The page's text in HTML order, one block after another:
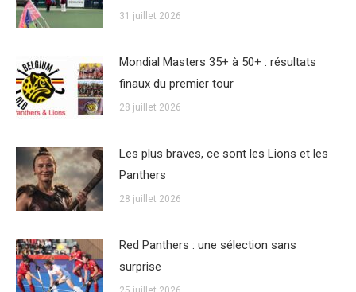
31 juillet 2026
Mondial Masters 35+ à 50+ : résultats
finaux du premier tour
28 juillet 2026
Les plus braves, ce sont les Lions et les
Panthers
28 juillet 2026
Red Panthers : une sélection sans
surprise